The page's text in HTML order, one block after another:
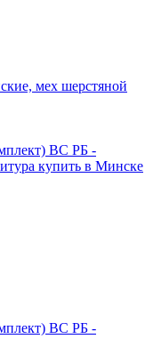
мех шерстяной